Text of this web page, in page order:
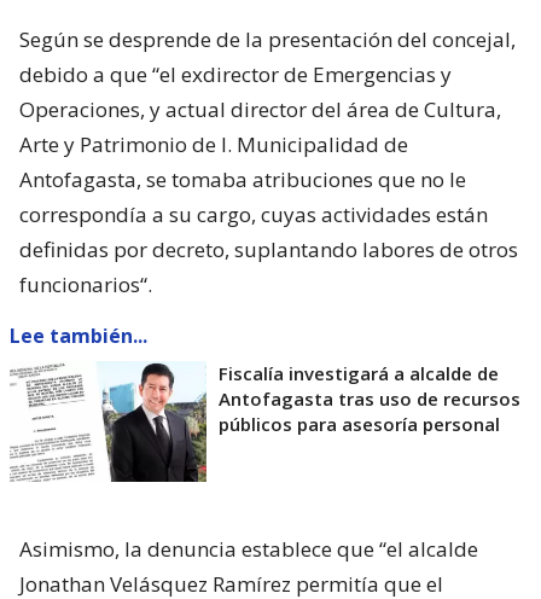
Según se desprende de la presentación del concejal,
debido a que “el exdirector de Emergencias y
Operaciones, y actual director del área de Cultura,
Arte y Patrimonio de l. Municipalidad de
Antofagasta, se tomaba atribuciones que no le
correspondía a su cargo, cuyas actividades están
definidas por decreto, suplantando labores de otros
funcionarios“.
Lee también...
Fiscalía investigará a alcalde de
Antofagasta tras uso de recursos
públicos para asesoría personal
Asimismo, la denuncia establece que “el alcalde
Jonathan Velásquez Ramírez permitía que el